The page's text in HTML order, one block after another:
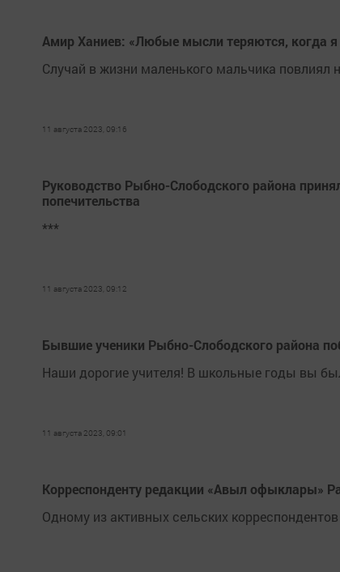
Амир Ханиев: «Любые мысли теряются, когда я
Случай в жизни маленького мальчика
11 августа 2023, 09:16
Руководство Рыбно-Слободского района
попечительства
***
11 августа 2023, 09:12
Бывшие ученики Рыбно-Слободского района
Наши дорогие учителя! В школьные годы вы
11 августа 2023, 09:01
Корреспонденту редакции «Авыл офыклары»
Одному из активных сельских